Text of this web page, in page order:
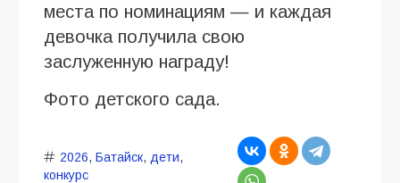
места по номинациям — и каждая
девочка получила свою
заслуженную награду!
Фото детского сада.
2026, Батайск, дети,
конкурс